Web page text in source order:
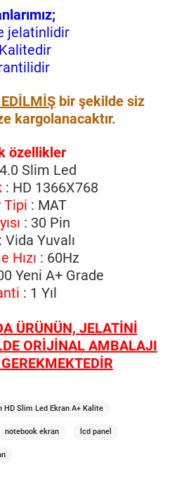
jelatinlidir
bir şekilde siz
kargolanacaktır.
özellikler
Slim Led
: HD 1366X768
Tipi : MAT
: 30 Pin
: Vida Yuvalı
Hızı : 60Hz
Yeni A+ Grade
: 1 Yıl
ÜRÜNÜN, JELATİNİ
ORİJİNAL AMBALAJI
HD Slim Led Ekran A+ Kalite
notebook ekran lcd panel